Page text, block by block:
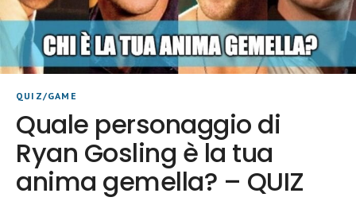
QUIZ/GAME
Quale personaggio di
Ryan Gosling è la tua
anima gemella? – QUIZ